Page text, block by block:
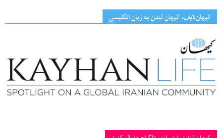
کیهان‌لایف، کیهان لندن به زبان انگلیسی